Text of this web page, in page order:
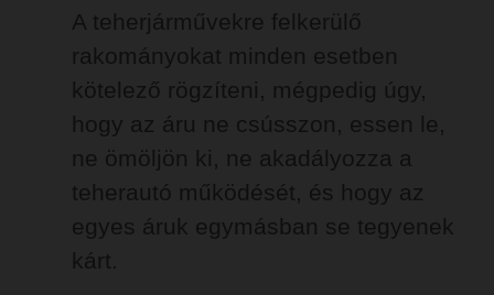
A teherjárművekre felkerülő
rakományokat minden esetben
kötelező rögzíteni, mégpedig úgy,
hogy az áru ne csússzon, essen le,
ne ömöljön ki, ne akadályozza a
teherautó működését, és hogy az
egyes áruk egymásban se tegyenek
kárt.